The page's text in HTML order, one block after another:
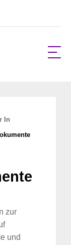
In
zur
und